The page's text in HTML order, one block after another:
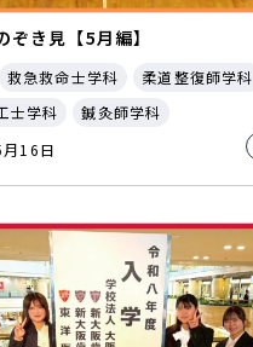
ぞき見【5月編】
救急救命士学科
柔道整復師学科
士学科
鍼灸師学科
16日